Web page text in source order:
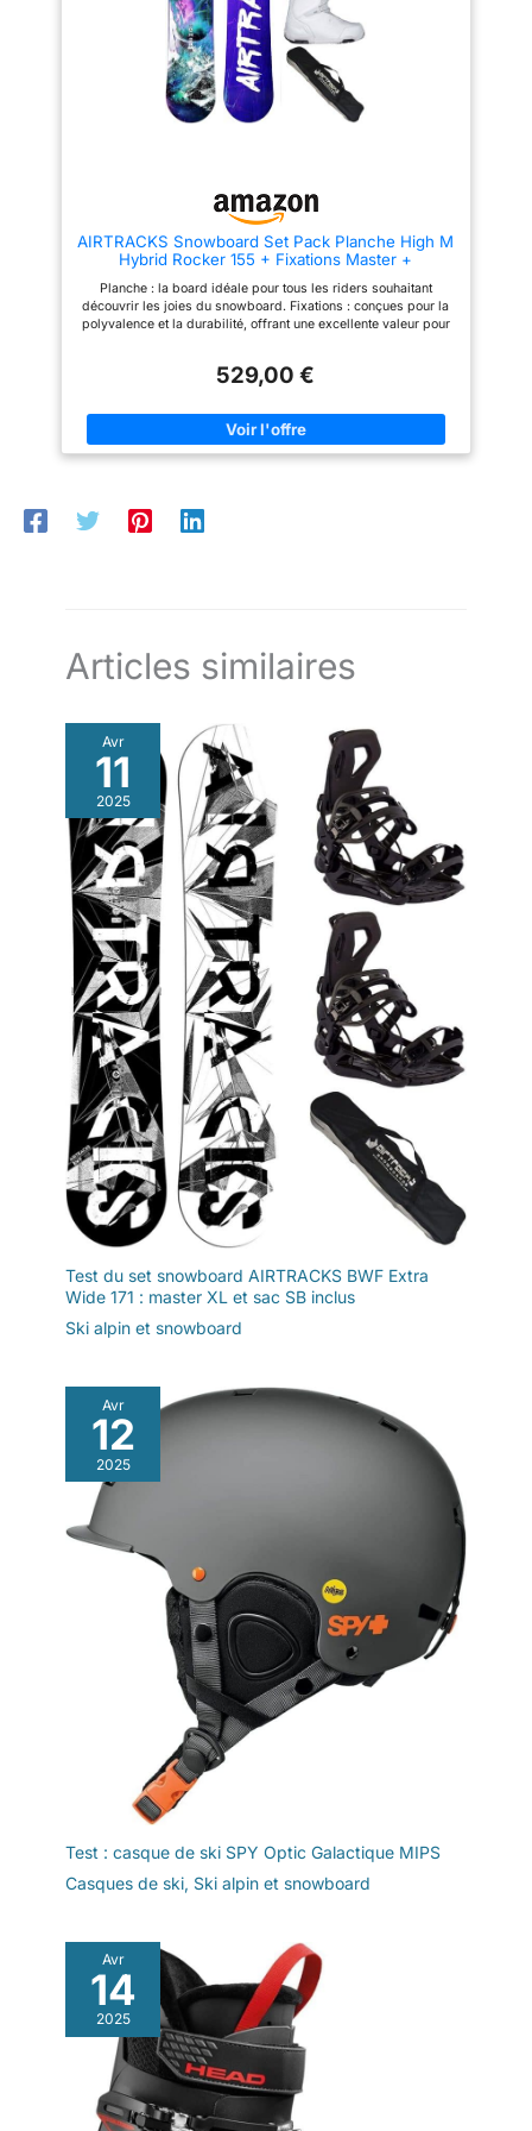
board idéale pour tout les riders
qui cherchent à découvrir les
joies du snowboard.
habituelle ! Sac : housse de
snowboard d’une longueur de
175 cm. Planche : la board
idéale pour tous les riders
souhaitant découvrir les joies
du snowboard.
AIRTRACKS Snowboard Set Pack Planche High M
Hybrid Rocker 155 + Fixations Master +
Planche : la board idéale pour tous les riders souhaitant
découvrir les joies du snowboard. Fixations : conçues pour la
polyvalence et la durabilité, offrant une excellente valeur pour
enverrons la taille optimale en fonction de la pointure des
l’équilibre idéal entre confort et performance sur toute la
montagne. Modèles disponibles : STAR W, MASTER W QL (Fast
Lace) et STRONG W ATOP. IMPORTANT : veuillez toujours
529,00 €
Articles similaires
Avr
11
2025
Test du set snowboard AIRTRACKS BWF Extra
Wide 171 : master XL et sac SB inclus
Ski alpin et snowboard
Avr
12
2025
Test : casque de ski SPY Optic Galactique MIPS
Casques de ski, Ski alpin et snowboard
Avr
14
2025